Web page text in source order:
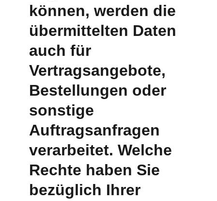
können, werden die
übermittelten Daten
auch für
Vertragsangebote,
Bestellungen oder
sonstige
Auftragsanfragen
verarbeitet. Welche
Rechte haben Sie
bezüglich Ihrer